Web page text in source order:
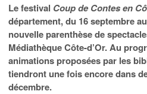
Le festival Coup de Contes en
département, du 16 septembre
nouvelle parenthèse de
Médiathèque Côte-d’Or. Au
animations proposées par les
tiendront une fois encore dans
décembre.